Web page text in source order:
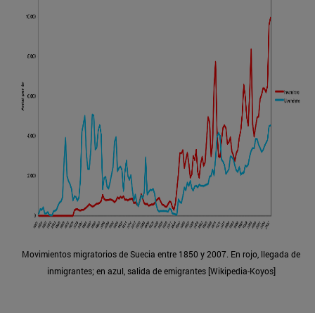
Movimientos migratorios de Suecia entre 1850 y 2007. En rojo, llegada de
inmigrantes; en azul, salida de emigrantes [Wikipedia-Koyos]